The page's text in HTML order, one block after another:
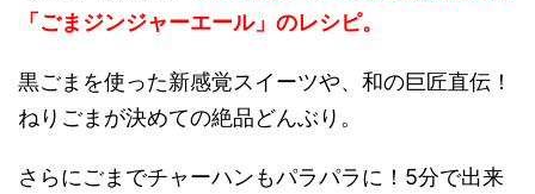
「ごまジンジャーエール」のレシピ。
黒ごまを使った新感覚スイーツや、和の巨匠直伝！
ねりごまが決めての絶品どんぶり。
さらにごまでチャーハンもパラパラに！5分で出来